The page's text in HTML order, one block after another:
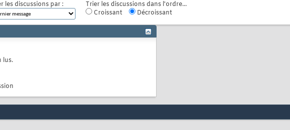
les discussions par :
Trier les discussions dans l'ordre...
Croissant
Décroissant
lus.